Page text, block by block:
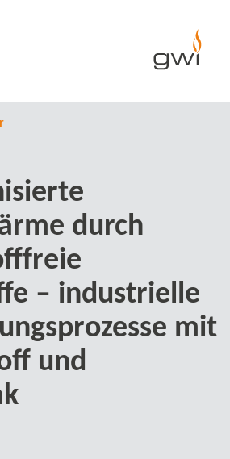
durch
– industrielle
mit
und